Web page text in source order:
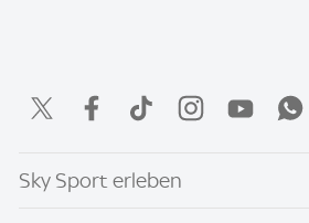
Sky Sport erleben